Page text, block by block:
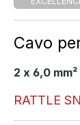
Cavo
2 x 6,0 mm²
RATTLE